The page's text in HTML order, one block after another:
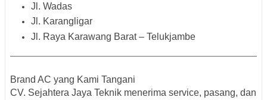
Jl. Wadas
Jl. Karangligar
Jl. Raya Karawang Barat – Telukjambe
Brand AC yang Kami Tangani
CV. Sejahtera Jaya Teknik menerima service, pasang, dan